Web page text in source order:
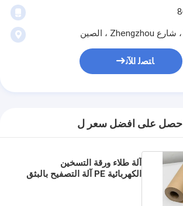
ﺎﺘﺼﻟ ﺍﻶﻧ
احصل على افضل سعر ل
آلة طلاء ورقة التسخين
الكهربائية PE آلة التصفيح بالبثق